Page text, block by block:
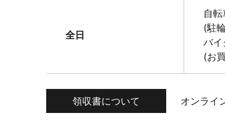
全日
自
(駐
バ
(お
領収書について オンライ